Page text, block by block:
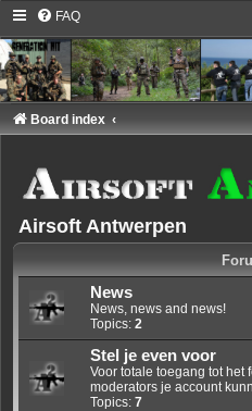
FAQ
Board index
Airsoft Antwerpen
News
News, news and news!
Topics: 2
Stel je even voor
Voor totale toegang tot het
moderators je account
Topics: 7